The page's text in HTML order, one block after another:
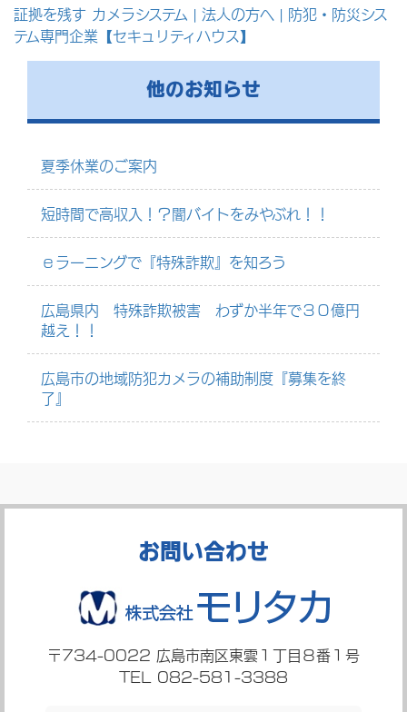
証拠を残す カメラシステム | 法人の方へ | 防犯・防災シス
テム専門企業【セキュリティハウス】
他のお知らせ
夏季休業のご案内
短時間で高収入！？闇バイトをみやぶれ！！
ｅラーニングで『特殊詐欺』を知ろう
広島県内 特殊詐欺被害 わずか半年で３０億円
越え！！
広島市の地域防犯カメラの補助制度『募集を終
了』
お問い合わせ
〒734-0022 広島市南区東雲１丁目８番１号
TEL 082-581-3388